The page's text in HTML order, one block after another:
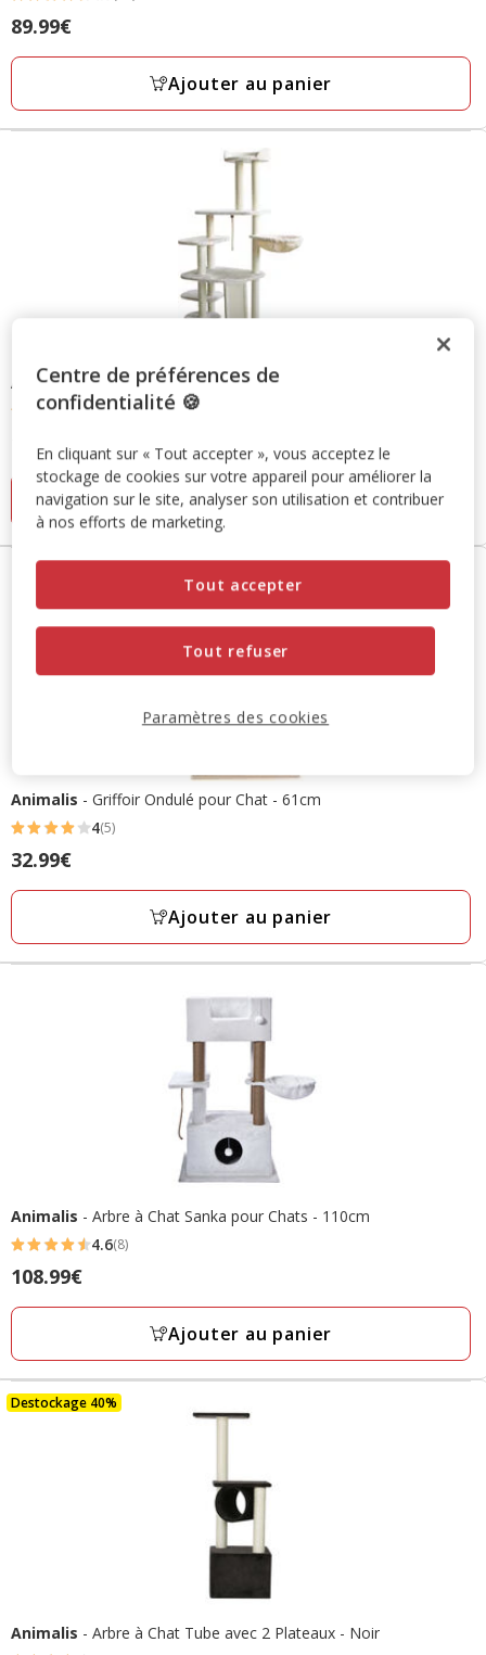
4.7
étoiles
avec
avis
Prix
89.99€
89.99€
Ajouter au panier
Animalis- Arbre à Chat XL Karla - 165 cm
étoiles
avec
avis
4.8(9)
168.99€
168.99€
Ajouter au panier
Animalis - Griffoir Ondulé pour Chat - 61cm
4
étoiles
avec
avis
4(5)
Prix
32.99€
32.99€
Ajouter au panier
Animalis - Arbre à Chat Sanka pour Chats - 110cm
4.6
étoiles
avec
avis
4.6(8)
Prix
108.99€
108.99€
Ajouter au panier
Destockage 40%
Animalis - Arbre à Chat Tube avec 2 Plateaux - Noir
Centre de préférences de
confidentialité 🍪
En cliquant sur « Tout accepter », vous acceptez le
stockage de cookies sur votre appareil pour améliorer la
navigation sur le site, analyser son utilisation et contribuer
à nos efforts de marketing.
Tout refuser
Tout accepter
Paramètres des cookies